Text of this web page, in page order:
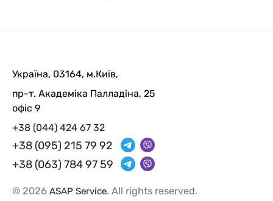
Україна, 03164, м.Київ,
пр-т. Академіка Палладіна, 25
офіс 9
+38 (044) 424 67 32
+38 (095) 215 79 92
+38 (063) 784 97 59
© 2026 ASAP Service. All rights reserved.